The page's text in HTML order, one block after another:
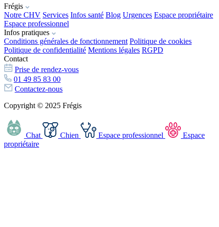
Frégis
Notre CHV Services Infos santé Blog Urgences Espace propriétaire
Espace professionnel
Infos pratiques
Conditions générales de fonctionnement Politique de cookies
Politique de confidentialité Mentions légales RGPD
Contact
Prise de rendez-vous
01 49 85 83 00
Contactez-nous
Copyright © 2025 Frégis
Chat Chien Espace professionnel
Espace
propriétaire